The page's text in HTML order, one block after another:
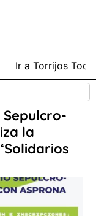
Ir a Torrijos
Sepulcro-
la